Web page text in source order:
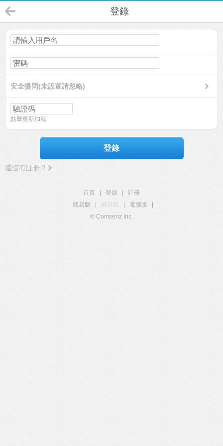
登錄
安全提問(未設置請忽略)
點擊重新加載
登錄
還沒有註冊？
首頁 登錄
註冊
簡易版
觸屏版 電腦版
© Comsenz Inc.